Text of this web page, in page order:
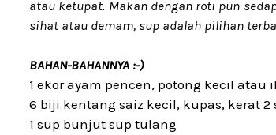
atau ketupat. Makan dengan roti pun
sihat atau demam, sup adalah pilihan
BAHAN-BAHANNYA :-)
1 ekor ayam pencen, potong kecil atau
6 biji kentang saiz kecil, kupas, kerat 2
1 sup bunjut sup tulang